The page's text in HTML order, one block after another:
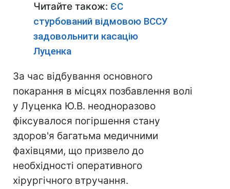
Читайте також: ЄС
стурбований відмовою ВССУ
задовольнити касацію
Луценка
За час відбування основного
покарання в місцях позбавлення волі
у Луценка Ю.В. неодноразово
фіксувалося погіршення стану
здоров'я багатьма медичними
фахівцями, що призвело до
необхідності оперативного
хірургічного втручання.